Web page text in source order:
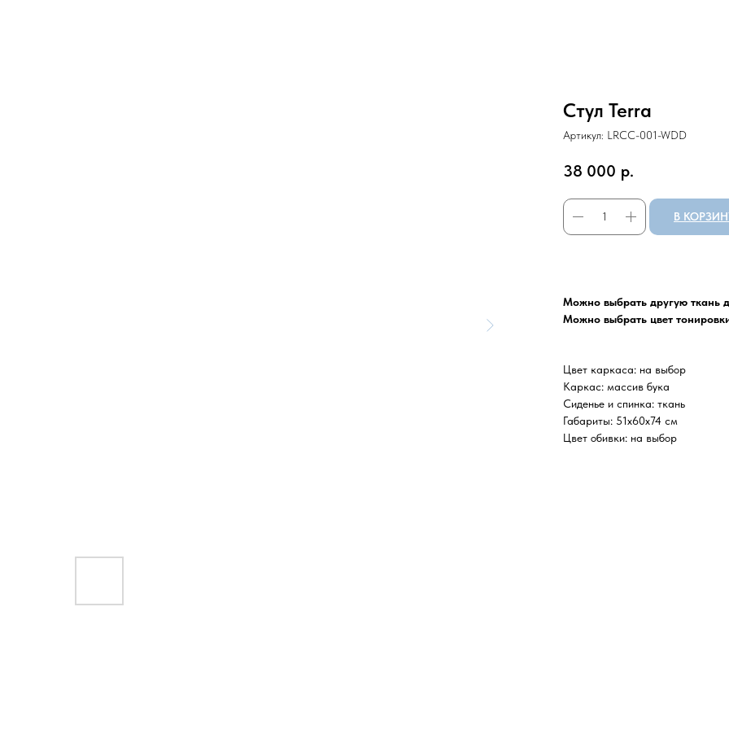
Стул Terra
Артикул: LRCC-001-WDD
38 000 р.
В
Можно выбрать другую ткань
Можно выбрать цвет
Цвет каркаса: на выбор
Каркас: массив бука
Сиденье и спинка: ткань
Габариты: 51х60х74 см
Цвет обивки: на выбор